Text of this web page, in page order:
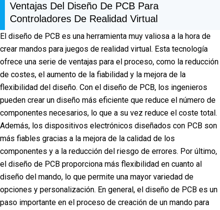
Ventajas Del Diseño De PCB Para
Controladores De Realidad Virtual
El diseño de PCB es una herramienta muy valiosa a la hora de
crear mandos para juegos de realidad virtual. Esta tecnología
ofrece una serie de ventajas para el proceso, como la reducción
de costes, el aumento de la fiabilidad y la mejora de la
flexibilidad del diseño. Con el diseño de PCB, los ingenieros
pueden crear un diseño más eficiente que reduce el número de
componentes necesarios, lo que a su vez reduce el coste total.
Además, los dispositivos electrónicos diseñados con PCB son
más fiables gracias a la mejora de la calidad de los
componentes y a la reducción del riesgo de errores. Por último,
el diseño de PCB proporciona más flexibilidad en cuanto al
diseño del mando, lo que permite una mayor variedad de
opciones y personalización. En general, el diseño de PCB es un
paso importante en el proceso de creación de un mando para